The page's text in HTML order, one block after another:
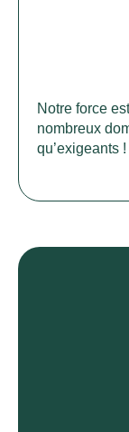
Notre force
nombreux
qu’exigeants !